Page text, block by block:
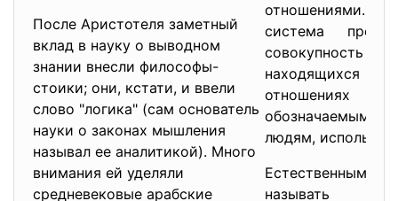
После Аристотеля заметный
вклад в науку о выводном
знании внесли философы-
стоики; они, кстати, и ввели
слово "логика" (сам основатель
науки о законах мышления
называл ее аналитикой). Много
внимания ей уделяли
средневековые арабские
отношениями.
система
находящихся
отношениях
обозначаемым
людям,
Естественным
называть